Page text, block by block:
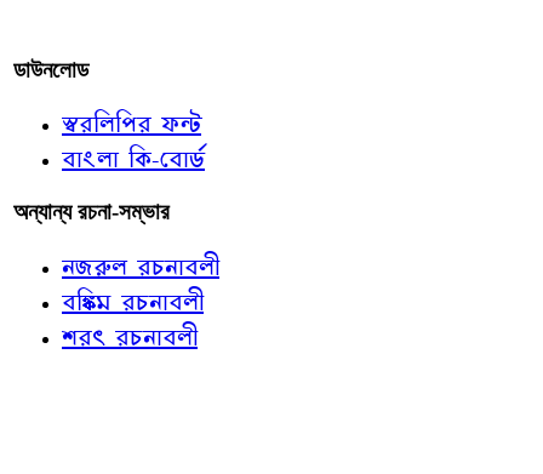
ডাউনলোড
স্বরলিপির ফন্ট
বাংলা কি-বোর্ড
অন্যান্য রচনা-সম্ভার
নজরুল রচনাবলী
বঙ্কিম রচনাবলী
শরৎ রচনাবলী